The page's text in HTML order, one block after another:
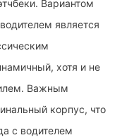
Вариантом
является
хотя и не
Важным
корпус, что
с водителем